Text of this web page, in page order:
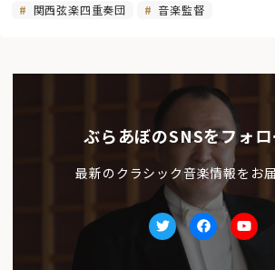
関西弦楽四重奏団
音楽監督
ぶらあぼのSNSをフォロ
最新のクラシック音楽情報をお
Twitterfacebook